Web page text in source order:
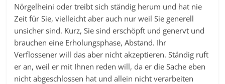
Nörgelheini oder treibt sich ständig herum und hat nie
Zeit für Sie, vielleicht aber auch nur weil Sie generell
unsicher sind. Kurz, Sie sind erschöpft und genervt und
brauchen eine Erholungsphase, Abstand. Ihr
Verflossener will das aber nicht akzeptieren. Ständig ruft
er an, weil er mit Ihnen reden will, da er die Sache eben
nicht abgeschlossen hat und allein nicht verarbeiten